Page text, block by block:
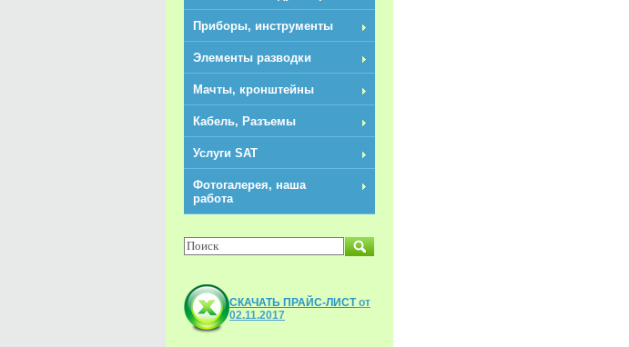
Приборы, инструменты
Элементы разводки
Мачты, кронштейны
Кабель, Разъемы
Услуги SAT
Фотогалерея, наша
работа
СКАЧАТЬ ПРАЙС-ЛИСТот
02.11.2017
NEW